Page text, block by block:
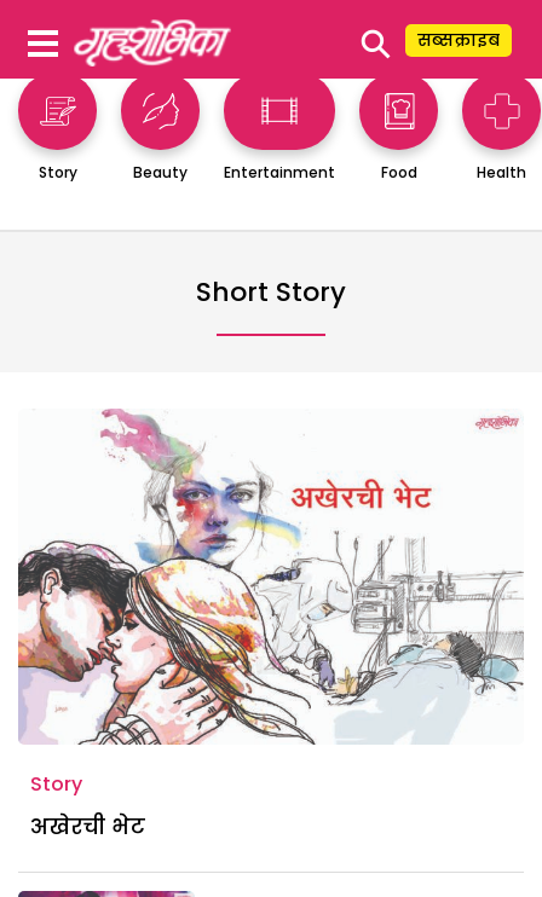
⚲ सब्सक्राइब
Story Beauty Entertainment Food Health
Short Story
Story
अखेरची भेट